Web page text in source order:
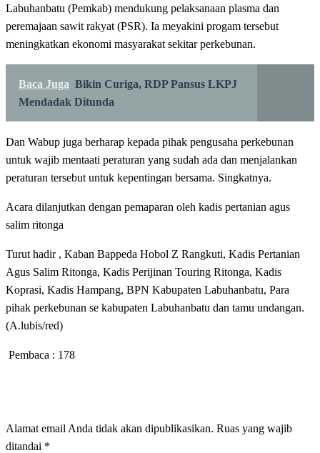
Labuhanbatu (Pemkab) mendukung pelaksanaan plasma dan
peremajaan sawit rakyat (PSR). Ia meyakini progam tersebut
meningkatkan ekonomi masyarakat sekitar perkebunan.
Baca Juga Bikin Curiga, RDP Pansus LKPJ
Mendadak Ditunda
Dan Wabup juga berharap kepada pihak pengusaha perkebunan
untuk wajib mentaati peraturan yang sudah ada dan menjalankan
peraturan tersebut untuk kepentingan bersama. Singkatnya.
Acara dilanjutkan dengan pemaparan oleh kadis pertanian agus
salim ritonga
Turut hadir , Kaban Bappeda Hobol Z Rangkuti, Kadis Pertanian
Agus Salim Ritonga, Kadis Perijinan Touring Ritonga, Kadis
Koprasi, Kadis Hampang, BPN Kabupaten Labuhanbatu, Para
pihak perkebunan se kabupaten Labuhanbatu dan tamu undangan.
(A.lubis/red)
Pembaca : 178
Alamat email Anda tidak akan dipublikasikan. Ruas yang wajib
ditandai *